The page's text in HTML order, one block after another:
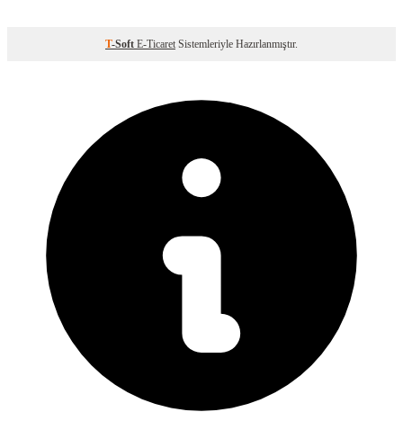
T-Soft E-Ticaret Sistemleriyle Hazırlanmıştır.